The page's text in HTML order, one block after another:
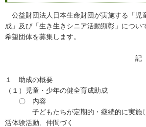
公益財団法人日本生命財団が実施する「児
成」及び「生き生きシニア活動顕彰」につい
希望団体を募集します。
記
１ 助成の概要
（１）児童・少年の健全育成助成
〇 内容
子どもたちが定期的・継続的に実施し
活体験活動、仲間づく